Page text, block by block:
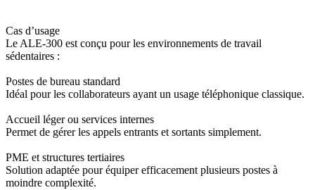
Cas d’usage
Le ALE-300 est conçu pour les environnements de travail
sédentaires :
Postes de bureau standard
Idéal pour les collaborateurs ayant un usage téléphonique classique.
Accueil léger ou services internes
Permet de gérer les appels entrants et sortants simplement.
PME et structures tertiaires
Solution adaptée pour équiper efficacement plusieurs postes à
moindre complexité.